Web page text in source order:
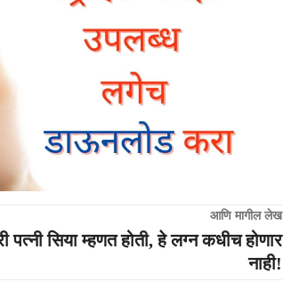
आणि मागील लेख
पत्नी सिया म्हणत होती, हे लग्न कधीच होणार
नाही!